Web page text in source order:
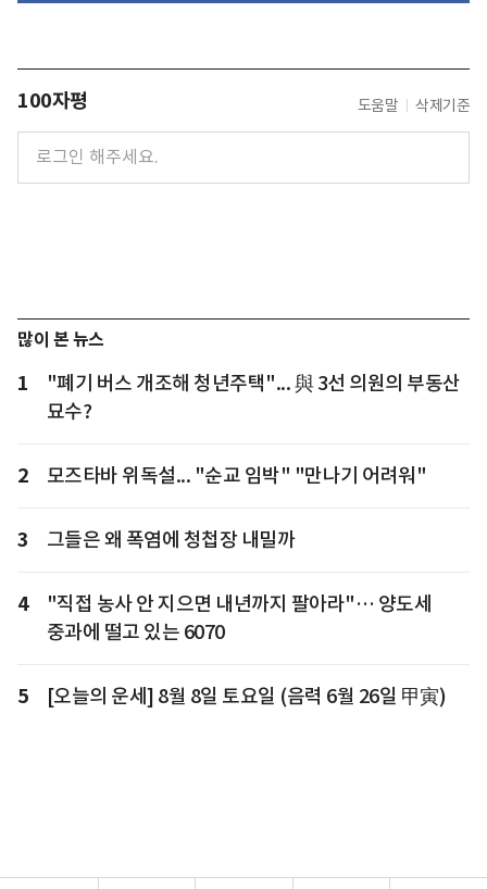
100자평 도움말 삭제기준
많이 본 뉴스
1
"폐기 버스 개조해 청년주택"... 與 3선 의원의 부동산
묘수?
2 모즈타바 위독설... "순교 임박" "만나기 어려워"
3 그들은 왜 폭염에 청첩장 내밀까
4
"직접 농사 안 지으면 내년까지 팔아라"… 양도세
중과에 떨고 있는 6070
5 [오늘의 운세] 8월 8일 토요일 (음력 6월 26일 甲寅)